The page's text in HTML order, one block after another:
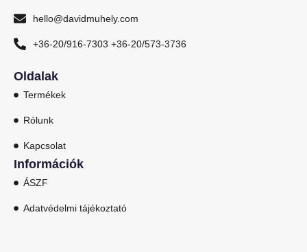
hello@davidmuhely.com
+36-20/916-7303 +36-20/573-3736
Oldalak
Termékek
Rólunk
Kapcsolat
Információk
ÁSZF
Adatvédelmi tájékoztató